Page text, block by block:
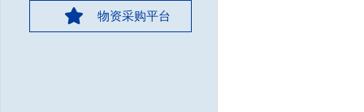
物资采购平台